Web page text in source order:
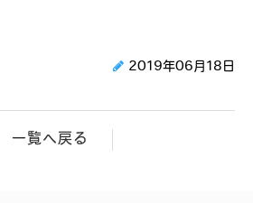
2019年06月18日
一覧へ戻る